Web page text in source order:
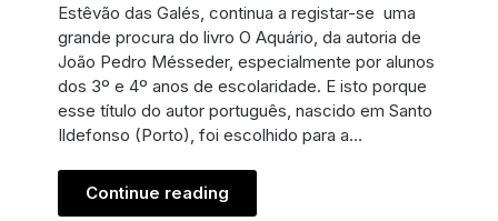
Estêvão das Galés, continua a registar-se uma
grande procura do livro O Aquário, da autoria de
João Pedro Mésseder, especialmente por alunos
dos 3º e 4º anos de escolaridade. E isto porque
esse título do autor português, nascido em Santo
Ildefonso (Porto), foi escolhido para a…
Continue reading